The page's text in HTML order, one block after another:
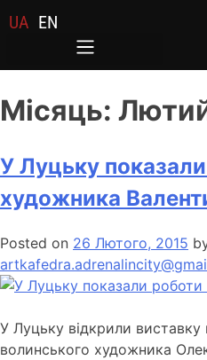
UA EN
Місяць:
У Луцьку
художника
Posted on 26 Лютого, 2015
У Луцьку відкрили виставку
волинського художника